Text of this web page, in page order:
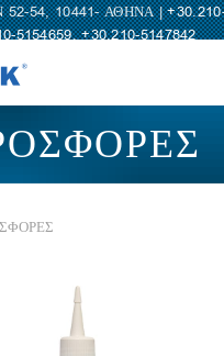
54, 10441- ΑΘΗΝΑ |
5154659,+30.210-5147842